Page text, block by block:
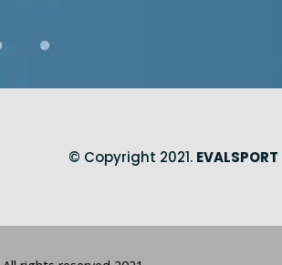
© Copyright 2021. EVALSPORT